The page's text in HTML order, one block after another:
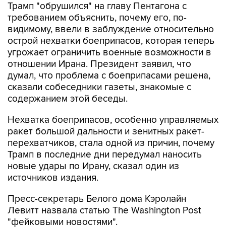
Трамп "обрушился" на главу Пентагона с
требованием объяснить, почему его, по-
видимому, ввели в заблуждение относительно
острой нехватки боеприпасов, которая теперь
угрожает ограничить военные возможности в
отношении Ирана. Президент заявил, что
думал, что проблема с боеприпасами решена,
сказали собеседники газеты, знакомые с
содержанием этой беседы.
Нехватка боеприпасов, особенно управляемых
ракет большой дальности и зенитных ракет-
перехватчиков, стала одной из причин, почему
Трамп в последние дни передумал наносить
новые удары по Ирану, сказал один из
источников издания.
Пресс-секретарь Белого дома Кэролайн
Левитт назвала статью The Washington Post
"фейковыми новостями".